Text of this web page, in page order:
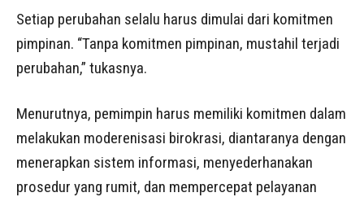
Setiap perubahan selalu harus dimulai dari komitmen
pimpinan. “Tanpa komitmen pimpinan, mustahil terjadi
perubahan,” tukasnya.
Menurutnya, pemimpin harus memiliki komitmen dalam
melakukan moderenisasi birokrasi, diantaranya dengan
menerapkan sistem informasi, menyederhanakan
prosedur yang rumit, dan mempercepat pelayanan